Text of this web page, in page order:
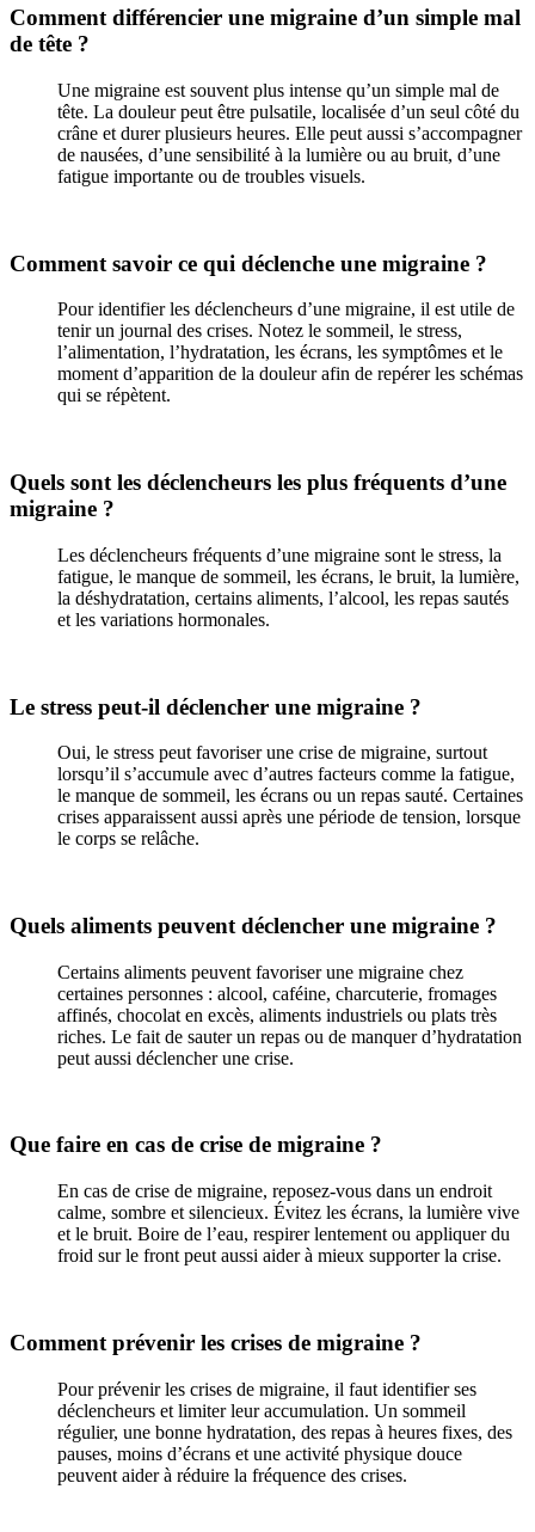
Comment différencier une migraine d’un simple mal
de tête ?
Une migraine est souvent plus intense qu’un simple mal de
tête. La douleur peut être pulsatile, localisée d’un seul côté du
crâne et durer plusieurs heures. Elle peut aussi s’accompagner
de nausées, d’une sensibilité à la lumière ou au bruit, d’une
fatigue importante ou de troubles visuels.
Comment savoir ce qui déclenche une migraine ?
Pour identifier les déclencheurs d’une migraine, il est utile de
tenir un journal des crises. Notez le sommeil, le stress,
l’alimentation, l’hydratation, les écrans, les symptômes et le
moment d’apparition de la douleur afin de repérer les schémas
qui se répètent.
Quels sont les déclencheurs les plus fréquents d’une
migraine ?
Les déclencheurs fréquents d’une migraine sont le stress, la
fatigue, le manque de sommeil, les écrans, le bruit, la lumière,
la déshydratation, certains aliments, l’alcool, les repas sautés
et les variations hormonales.
Le stress peut-il déclencher une migraine ?
Oui, le stress peut favoriser une crise de migraine, surtout
lorsqu’il s’accumule avec d’autres facteurs comme la fatigue,
le manque de sommeil, les écrans ou un repas sauté. Certaines
crises apparaissent aussi après une période de tension, lorsque
le corps se relâche.
Quels aliments peuvent déclencher une migraine ?
Certains aliments peuvent favoriser une migraine chez
certaines personnes : alcool, caféine, charcuterie, fromages
affinés, chocolat en excès, aliments industriels ou plats très
riches. Le fait de sauter un repas ou de manquer d’hydratation
peut aussi déclencher une crise.
Que faire en cas de crise de migraine ?
En cas de crise de migraine, reposez-vous dans un endroit
calme, sombre et silencieux. Évitez les écrans, la lumière vive
et le bruit. Boire de l’eau, respirer lentement ou appliquer du
froid sur le front peut aussi aider à mieux supporter la crise.
Comment prévenir les crises de migraine ?
Pour prévenir les crises de migraine, il faut identifier ses
déclencheurs et limiter leur accumulation. Un sommeil
régulier, une bonne hydratation, des repas à heures fixes, des
pauses, moins d’écrans et une activité physique douce
peuvent aider à réduire la fréquence des crises.